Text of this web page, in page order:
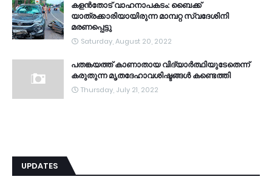
കളൻതോട് വാഹനാപകടം: ബൈക്ക്
യാത്രക്കാരിയായിരുന്ന മാമ്പറ്റ സ്വദേശിനി
മരണപ്പെട്ടു
Saturday, August 20, 2022
പതങ്കയത്ത് കാണാതായ വിദ്യാർത്ഥിയുടേതെന്ന്
കരുതുന്ന മൃതദേഹാവശിഷ്ടങ്ങൾ കണ്ടെത്തി
Thursday, July 21, 2022
UPDATES